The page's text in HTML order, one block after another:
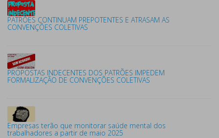
PATRÕES CONTINUAM PREPOTENTES E ATRASAM AS
CONVENÇÕES COLETIVAS
PROPOSTAS INDECENTES DOS PATRÕES IMPEDEM
FORMALIZAÇÃO DE CONVENÇÕES COLETIVAS
Empresas terão que monitorar saúde mental dos
trabalhadores a partir de maio 2025